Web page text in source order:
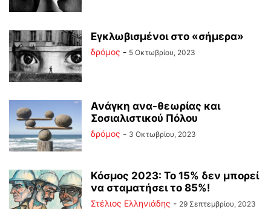
Εγκλωβισμένοι στο «σήμερα»
δρόμος - 5 Οκτωβρίου, 2023
Ανάγκη ανα-θεωρίας και
Σοσιαλιστικού Πόλου
δρόμος - 3 Οκτωβρίου, 2023
Κόσμος 2023: Το 15% δεν μπορεί
να σταματήσει το 85%!
Στέλιος Ελληνιάδης - 29 Σεπτεμβρίου, 2023